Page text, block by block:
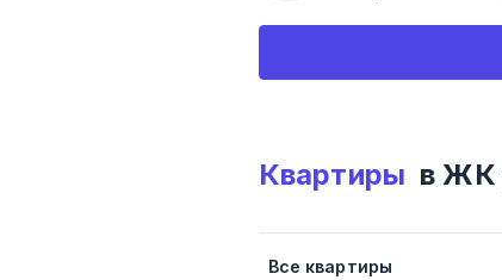
Квартиры в ЖК
Все квартиры